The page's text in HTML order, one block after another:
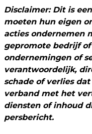
Disclaimer: Dit is
moeten hun eigen
acties ondernemen
gepromote bedrijf
ondernemingen of
verantwoordelijk,
schade of verlies
verband met het
diensten of inhoud
persbericht.